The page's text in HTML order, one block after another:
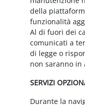
della
funzionalità
Al di fuori dei
comunicati a
di legge o
non saranno in
SERVIZI
Durante la